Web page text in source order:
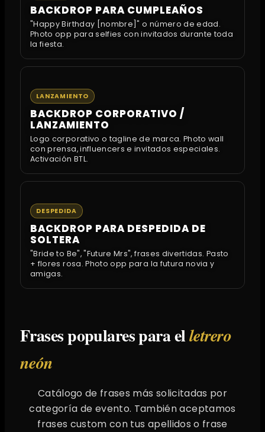
BACKDROP PARA CUMPLEAÑOS
"Happy Birthday [nombre]" o número de edad.
Photo opp para selfies con invitados durante toda
la fiesta.
LANZAMIENTO
BACKDROP CORPORATIVO /
LANZAMIENTO
Logo corporativo o tagline de marca. Photo wall
con prensa, influencers e invitados especiales.
Activación BTL.
DESPEDIDA
BACKDROP PARA DESPEDIDA DE
SOLTERA
"Bride to Be", "Future Mrs", frases divertidas. Pasto
+ flores rosa. Photo opp para la futura novia y
amigas.
Frases populares para elletrero
neón
Catálogo de frases más solicitadas por
categoría de evento. También aceptamos
frases custom con tus apellidos o frase